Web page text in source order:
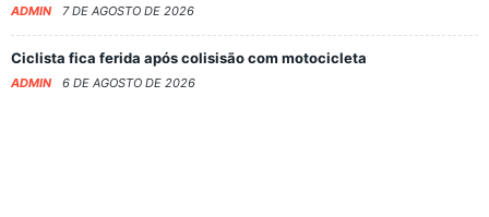
ADMIN 7 DE AGOSTO DE 2026
Ciclista fica ferida após colisisão com motocicleta
ADMIN 6 DE AGOSTO DE 2026